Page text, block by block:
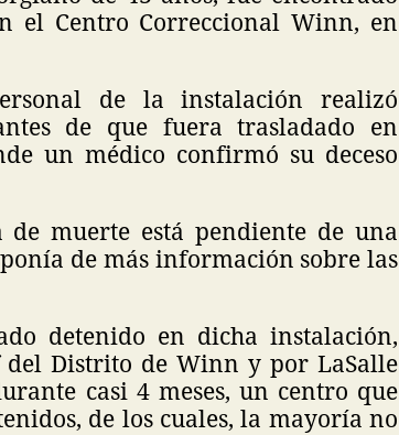
el Centro Correccional Winn, en
de la instalación realizó
de que fuera trasladado en
un médico confirmó su deceso
muerte está pendiente de una
de más información sobre las
detenido en dicha instalación,
Distrito de Winn y por LaSalle
casi 4 meses, un centro que
de los cuales, la mayoría no